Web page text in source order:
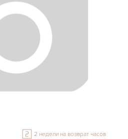
2 недели на возврат часов